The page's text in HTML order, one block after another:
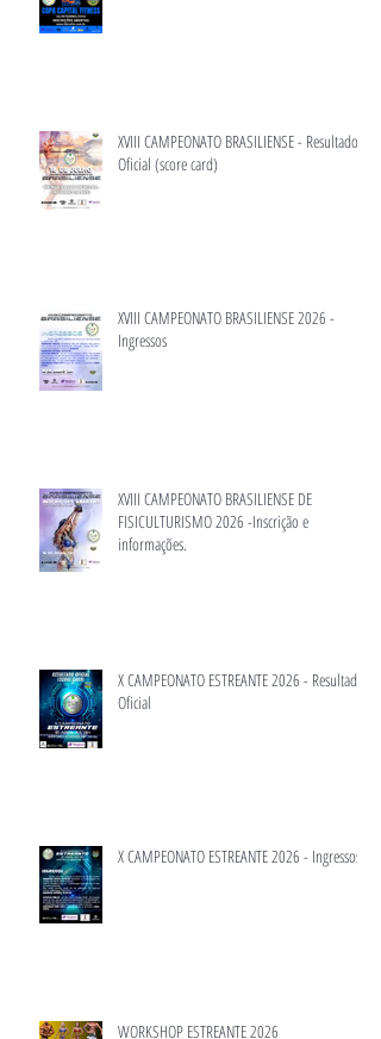
XVIII CAMPEONATO BRASILIENSE - Resultado
Oficial (score card)
XVIII CAMPEONATO BRASILIENSE 2026 -
Ingressos
XVIII CAMPEONATO BRASILIENSE DE
FISICULTURISMO 2026 -Inscrição e
informações.
X CAMPEONATO ESTREANTE 2026 - Resultado
Oficial
X CAMPEONATO ESTREANTE 2026 - Ingressos
WORKSHOP ESTREANTE 2026